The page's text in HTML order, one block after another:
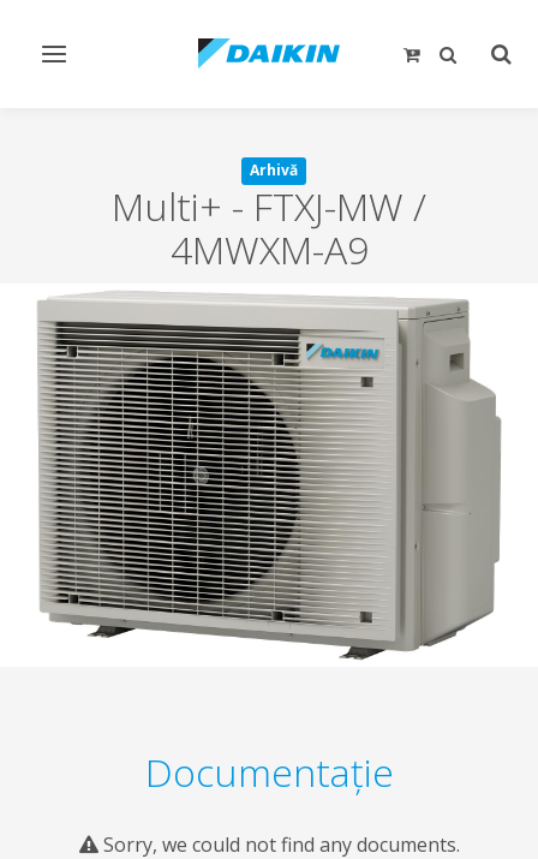
Comutare
Arhivă
Multi+ - FTXJ-MW /
4MWXM-A9
Documentaţie
Sorry, we could not find any documents.